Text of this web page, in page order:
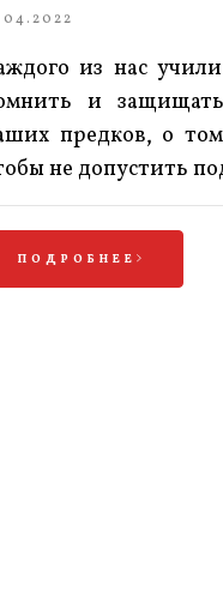
из нас
и
предков, о
не допустить
ПОДРОБНЕЕ